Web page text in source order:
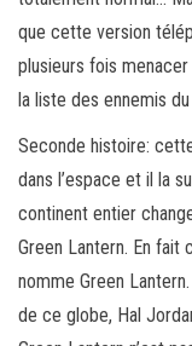
que cette version
plusieurs fois
la liste des ennemis
Seconde histoire:
dans l’espace et il la
continent entier
Green Lantern. En
nomme Green
de ce globe, Hal